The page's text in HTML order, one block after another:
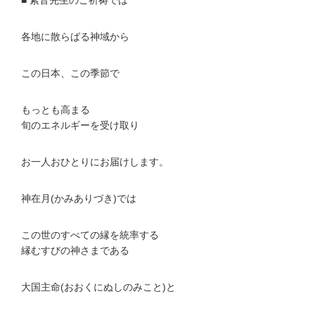
各地に散らばる神域から
この日本、この季節で
もっとも高まる
旬のエネルギーを受け取り
お一人おひとりにお届けします。
神在月(かみありづき)では
この世のすべての縁を統率する
縁むすびの神さまである
大国主命(おおくにぬしのみこと)と